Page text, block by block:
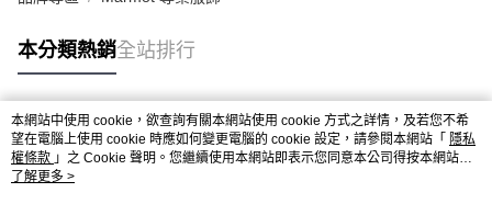
本分類熱銷全站排行
熱門標籤
本網站中使用 cookie，欲查詢有關本網站使用 cookie 方式之詳情，及若您不希
望在電腦上使用 cookie 時應如何變更電腦的 cookie 設定，請參閱本網站「 隱私
權條款 」之 Cookie 聲明。您繼續使用本網站即表示您同意本公司得按本網站使
用條款之 Cookie 聲明使用 cookie。
了解更多 >